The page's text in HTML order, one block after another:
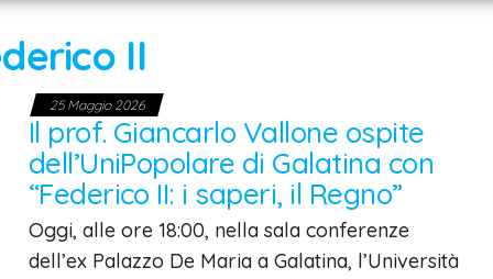
II
25 Maggio 2026
Il prof. Giancarlo Vallone ospite
dell’UniPopolare di Galatina con
“Federico II: i saperi, il Regno”
Oggi, alle ore 18:00, nella sala conferenze
dell’ex Palazzo De Maria a Galatina, l’Università